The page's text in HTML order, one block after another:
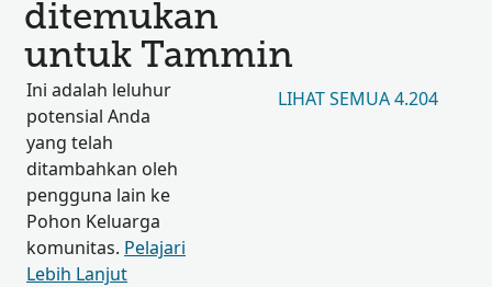
ditemukan
untuk Tammin
Ini adalah leluhur
potensial Anda
yang telah
ditambahkan oleh
pengguna lain ke
Pohon Keluarga
komunitas. Pelajari
Lebih Lanjut
LIHAT SEMUA 4.204